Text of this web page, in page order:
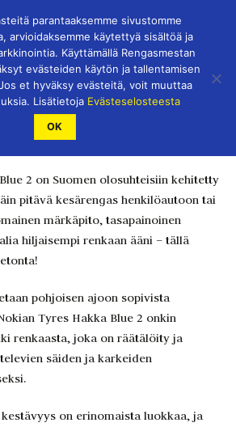
HAKKA
2 on Suomen olosuhteisiin kehitetty
pitävä kesärengas henkilöautoon tai
märkäpito, tasapainoinen
hiljaisempi renkaan ääni – tällä
pohjoisen ajoon sopivista
Tyres Hakka Blue 2 onkin
renkaasta, joka on räätälöity ja
säiden ja karkeiden
on erinomaista luokkaa, ja
parantaaksemme sivustomme
arvioidaksemme käytettyä sisältöä ja
Käyttämällä Rengasmestan
evästeiden käytön ja tallentamisen
et hyväksy evästeitä, voit muuttaa
Lisätietoja Evästeselosteesta
OK